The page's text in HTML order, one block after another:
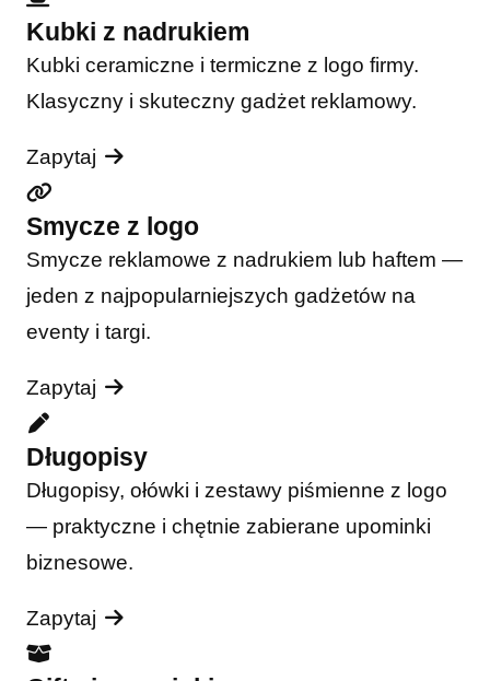
Kubki z nadrukiem
Kubki ceramiczne i termiczne z logo firmy.
Klasyczny i skuteczny gadżet reklamowy.
Zapytaj
Smycze z logo
Smycze reklamowe z nadrukiem lub haftem —
jeden z najpopularniejszych gadżetów na
eventy i targi.
Zapytaj
Długopisy
Długopisy, ołówki i zestawy piśmienne z logo
— praktyczne i chętnie zabierane upominki
biznesowe.
Zapytaj